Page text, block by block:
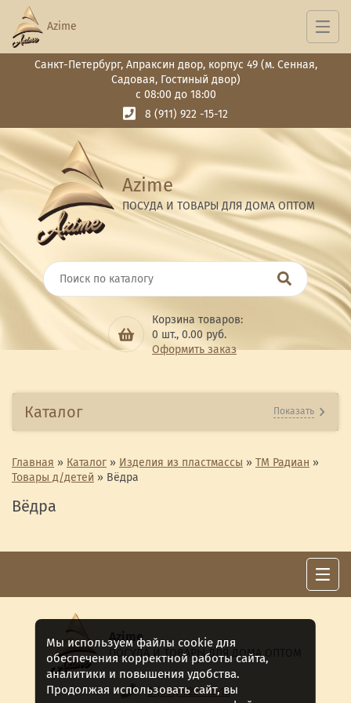
Санкт-Петербург, Апраксин двор, корпус 49 (м. Сенная,
Садовая, Гостиный двор)
с 08:00 до 18:00
8 (911) 922 -15-12
Azime
ПОСУДА И ТОВАРЫ ДЛЯ ДОМА ОПТОМ
Корзина товаров:
0 шт., 0.00 руб.
Оформить заказ
Azime
Каталог Показать
Главная » Каталог » Изделия из пластмассы » ТМ Радиан »
Товары д/детей » Вёдра
Вёдра
Azime
ПОСУДА И ТОВАРЫ ДЛЯ ДОМА ОПТОМ
8 (911) 922 -15-12
Мы используем файлы cookie для
обеспечения корректной работы сайта,
аналитики и повышения удобства.
Продолжая использовать сайт, вы